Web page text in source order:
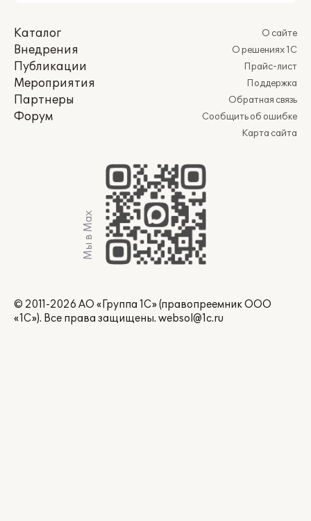
Каталог
Внедрения
Публикации
Мероприятия
Партнеры
Форум
О сайте
О решениях 1С
Прайс-лист
Поддержка
Обратная связь
Сообщить об ошибке
Карта сайта
Мы в Max
© 2011-2026 АО «Группа 1С» (правопреемник ООО
«1С»). Все права защищены. websol@1c.ru